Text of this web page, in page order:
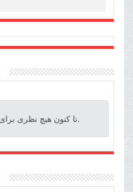
تا کنون هیچ نظری برای این مطلب درج نشده است.